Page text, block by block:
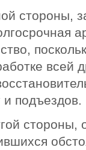
стороны,
всей
и подъездов.
стороны,